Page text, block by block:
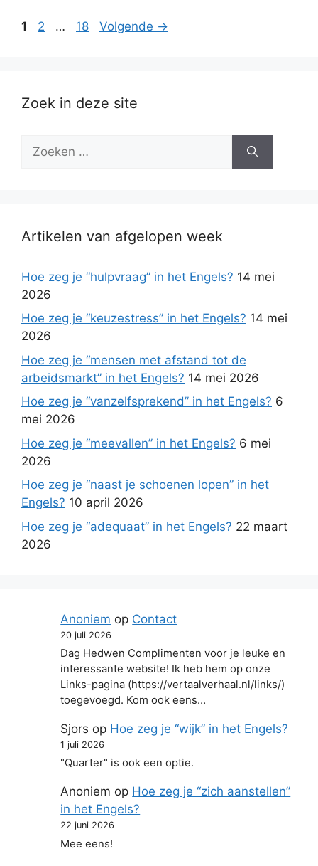
Pagina
1 Pagina
2 … Pagina
18 Volgende →
Zoek in deze site
naar:
Artikelen van afgelopen week
Hoe zeg je “hulpvraag” in het Engels? 14 mei
2026
Hoe zeg je “keuzestress” in het Engels? 14 mei
2026
Hoe zeg je “mensen met afstand tot de
arbeidsmarkt” in het Engels? 14 mei 2026
Hoe zeg je “vanzelfsprekend” in het Engels? 6
mei 2026
Hoe zeg je “meevallen” in het Engels? 6 mei
2026
Hoe zeg je “naast je schoenen lopen” in het
Engels? 10 april 2026
Hoe zeg je “adequaat” in het Engels? 22 maart
2026
Anoniem op Contact
20 juli 2026
Dag Hedwen Complimenten voor je leuke en
interessante website! Ik heb hem op onze
Links-pagina (https://vertaalverhaal.nl/links/)
toegevoegd. Kom ook eens…
Sjors op Hoe zeg je “wijk” in het Engels?
1 juli 2026
"Quarter" is ook een optie.
Anoniem op Hoe zeg je “zich aanstellen”
in het Engels?
22 juni 2026
Mee eens!